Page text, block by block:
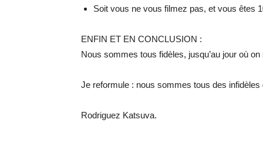
Soit vous ne vous filmez pas, et vous êtes
ENFIN ET EN CONCLUSION :
Nous sommes tous fidèles, jusqu’au jour où on
Je reformule : nous sommes tous des infidèles
Rodriguez Katsuva.